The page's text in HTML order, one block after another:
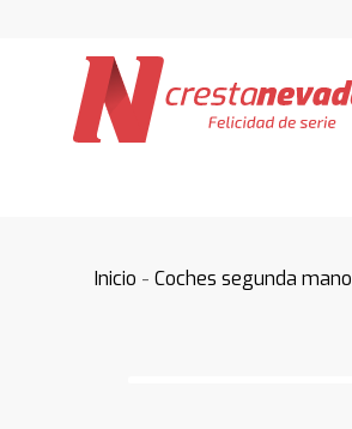
Inicio -Coches segunda mano